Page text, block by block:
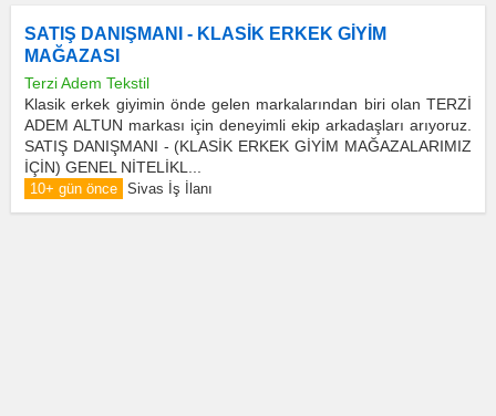
SATIŞ DANIŞMANI - KLASİK ERKEK GİYİM
MAĞAZASI
Terzi Adem Tekstil
Klasik erkek giyimin önde gelen markalarından biri olan TERZİ
ADEM ALTUN markası için deneyimli ekip arkadaşları arıyoruz.
SATIŞ DANIŞMANI - (KLASİK ERKEK GİYİM MAĞAZALARIMIZ
İÇİN) GENEL NİTELİKL...
10+ gün önce Sivas İş İlanı